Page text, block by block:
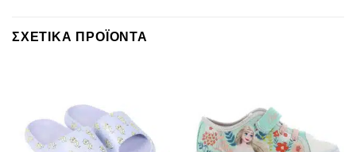
ΣΧΕΤΙΚΆ ΠΡΟΪΌΝΤΑ